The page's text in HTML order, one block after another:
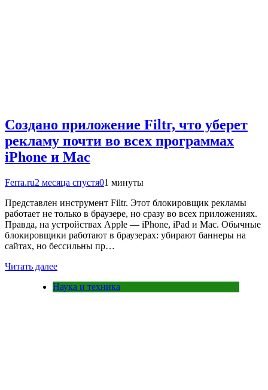
Создано приложение Filtr, что уберет
рекламу почти во всех программах
iPhone и Mac
Ferra.ru2 месяца спустя01 минуты
Представлен инструмент Filtr. Этот блокировщик рекламы
работает не только в браузере, но сразу во всех приложениях.
Правда, на устройствах Apple — iPhone, iPad и Mac. Обычные
блокировщики работают в браузерах: убирают баннеры на
сайтах, но бессильны пр…
Читать далее
Наука и техника